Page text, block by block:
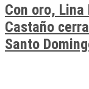
Con oro,
Castaño
Santo